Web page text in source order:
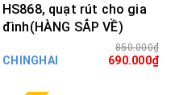
HS868, quạt rút cho gia
đình(HÀNG SẮP VỀ)
CHINGHAI
850.000₫
690.000₫